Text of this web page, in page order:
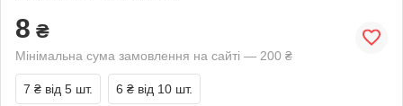
8 ₴
Мінімальна сума замовлення на сайті — 200 ₴
7 ₴ від 5 шт. 6 ₴ від 10 шт.